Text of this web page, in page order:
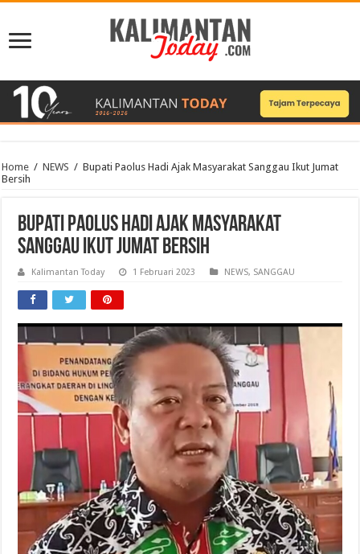
Home / NEWS / Bupati Paolus Hadi Ajak Masyarakat Sanggau Ikut Jumat
Bersih
Bupati Paolus Hadi Ajak Masyarakat
Sanggau Ikut Jumat Bersih
Kalimantan Today 1 Februari 2023 NEWS, SANGGAU